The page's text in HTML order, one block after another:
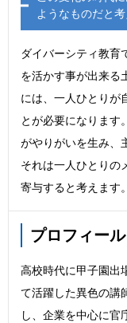
ようなものだと
ダイバーシティ教育
を活かす事が出来る
には、一人ひとりが
とが必要になります
がやりがいを生み、
それは一人ひとりの
寄与すると考えます。
プロフィール
高校時代に甲子園出
て活躍した異色の講
し、企業を中心に官